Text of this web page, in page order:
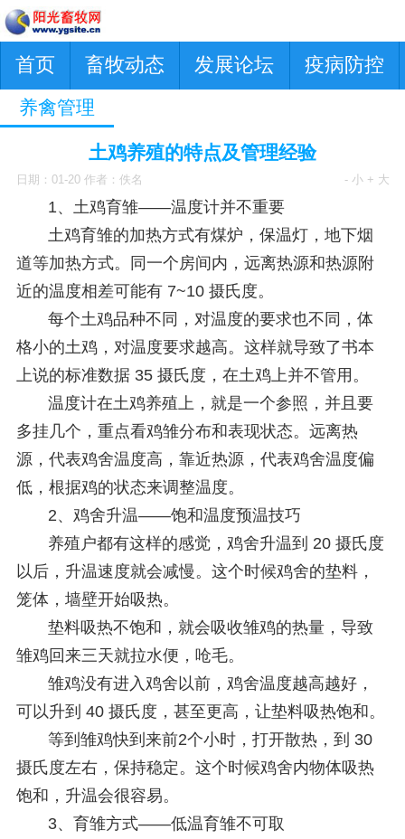
首页 畜牧动态 发展论坛 疫病防控
养禽管理
土鸡养殖的特点及管理经验
日期：01-20 作者：佚名 - 小 + 大
1、土鸡育雏——温度计并不重要
土鸡育雏的加热方式有煤炉，保温灯，地下烟
道等加热方式。同一个房间内，远离热源和热源附
近的温度相差可能有 7~10 摄氏度。
每个土鸡品种不同，对温度的要求也不同，体
格小的土鸡，对温度要求越高。这样就导致了书本
上说的标准数据 35 摄氏度，在土鸡上并不管用。
温度计在土鸡养殖上，就是一个参照，并且要
多挂几个，重点看鸡雏分布和表现状态。远离热
源，代表鸡舍温度高，靠近热源，代表鸡舍温度偏
低，根据鸡的状态来调整温度。
2、 鸡舍升温——饱和温度预温技巧
养殖户都有这样的感觉，鸡舍升温到 20 摄氏度
以后，升温速度就会减慢。这个时候鸡舍的垫料，
笼体，墙壁开始吸热。
垫料吸热不饱和，就会吸收雏鸡的热量，导致
雏鸡回来三天就拉水便，呛毛。
雏鸡没有进入鸡舍以前，鸡舍温度越高越好，
可以升到 40 摄氏度，甚至更高，让垫料吸热饱和。
等到雏鸡快到来前2个小时，打开散热，到 30
摄氏度左右，保持稳定。这个时候鸡舍内物体吸热
饱和，升温会很容易。
3、育雏方式——低温育雏不可取